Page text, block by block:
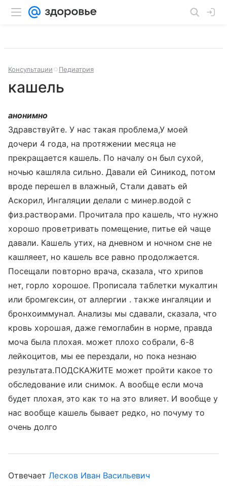
Консультации Педиатрия
кашель
анонимно
Здравствуйте. У нас такая проблема,У моей
дочери 4 года, на протяжении месяца не
прекращается кашель. По началу он был сухой,
ночью кашляла сильно. Давали ей Синикод, потом
вроде перешел в влажный, Стали давать ей
Аскорил, Ингаляции делали с минер.водой с
физ.растворами. Прочитала про кашель, что нужно
хорошо проветривать помещение, питье ей чаще
давали. Кашель утих, на дневном и ночном сне не
кашляеет, но кашель все равно продолжается.
Посещали повторно врача, сказала, что хрипов
нет, горло хорошое. Прописала таблетки мукалтин
или бромгексин, от аллергии . также ингаляции и
бронхоиммунал. Анализы мы сдавали, сказала, что
кровь хорошая, даже гемоглабин в норме, правда
моча была плохая. может плохо собрали, 6-8
лейкоцитов, мы ее перездали, но пока незнаю
результата.ПОДСКАЖИТЕ может пройти какое то
обследование или снимок. А вообще если моча
будет плохая, это как то на это влияет. И вообще у
нас вообще кашель бывает редко, но почуму то
очень долго
ОтвечаетЛесков Иван Васильевич